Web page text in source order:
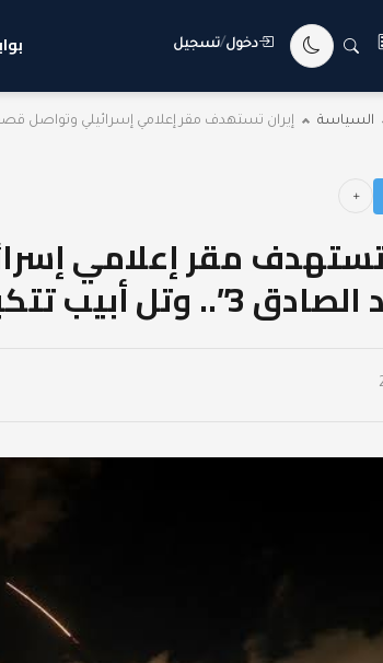
دخول/تسجيل
السياسة إيران تستهدف مقر إعلامي إسرائيلي وتواصل
تستهدف مقر إعلامي
أبيب تتكبد خسائر جديدة